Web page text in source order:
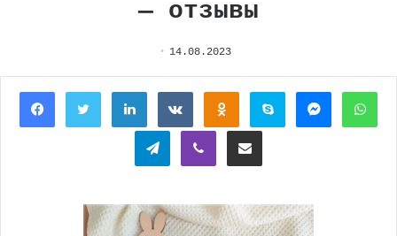
— отзывы
14.08.2023
FacebookTwitterLinkedInВконтактеОдноклассники
Skype Messenger
TelegramViber Поделиться через электронную почту